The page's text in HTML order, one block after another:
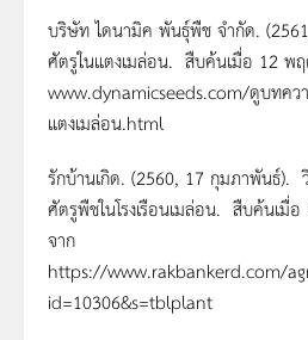
บริษัท ไดนามิค พันธุ์พืช จำกัด.
ศัตรูในแตงเมล่อน. สืบค้นเมื่อ 12 พ
www.dynamicseeds.com/ดูบทคว
แตงเมล่อน.html
รักบ้านเกิด. (2560, 17 กุมภาพันธ์).
ศัตรูพืชในโรงเรือนเมล่อน. สืบค้นเมื่
จาก
https://www.rakbankerd.com/
id=10306&s=tblplant